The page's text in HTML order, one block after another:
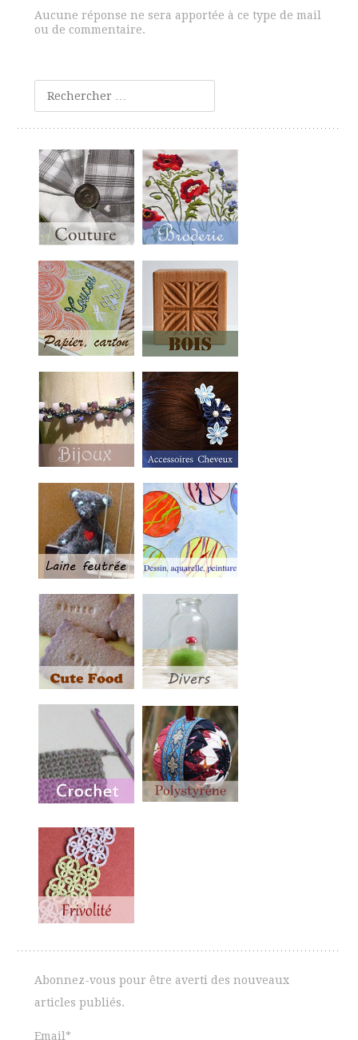
Aucune réponse ne sera apportée à ce type de mail
ou de commentaire.
Rechercher
Abonnez-vous pour être averti des nouveaux
articles publiés.
Email*